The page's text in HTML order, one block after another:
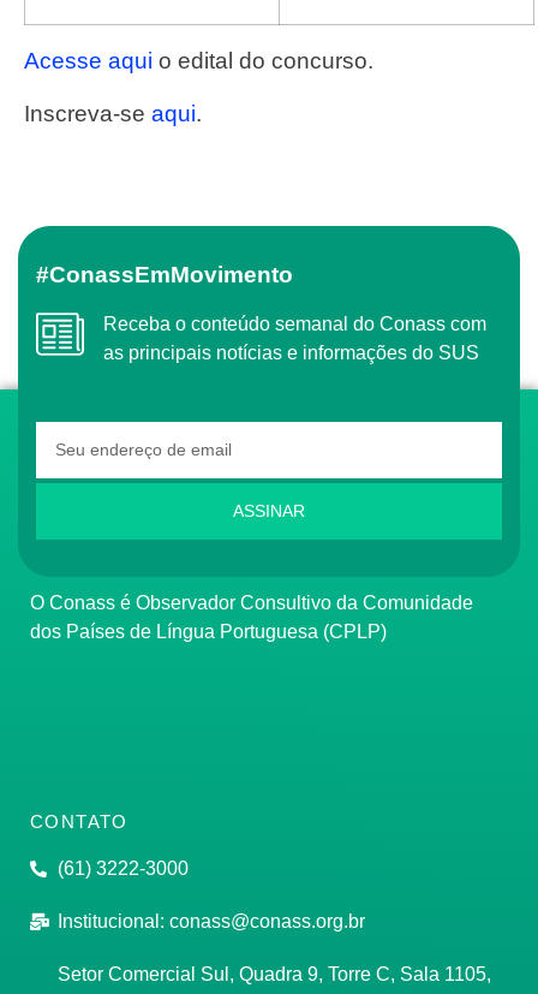
Acesse aqui o edital do concurso.
Inscreva-se aqui.
#ConassEmMovimento
Receba o conteúdo semanal do Conass com
as principais notícias e informações do SUS
ASSINAR
O Conass é Observador Consultivo da Comunidade
dos Países de Língua Portuguesa (CPLP)
CONTATO
(61) 3222-3000
Institucional: conass@conass.org.br
Setor Comercial Sul, Quadra 9, Torre C, Sala 1105,